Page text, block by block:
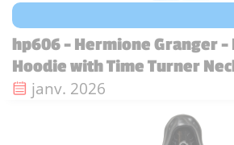
hp606 - Hermione Granger
Hoodie with Time Turner
Date de sortie :
janv. 2026